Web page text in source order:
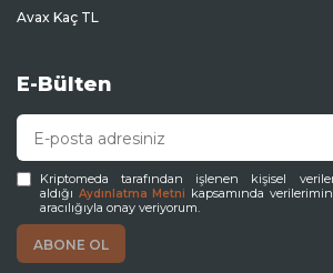
Avax Kaç TL
E-Bülten
Kriptomeda tarafından işlenen kişisel
aldığı Aydınlatma Metni kapsamında
aracılığıyla onay veriyorum.